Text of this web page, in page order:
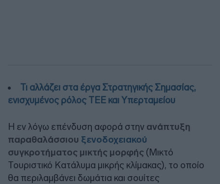
Τι αλλάζει στα έργα Στρατηγικής Σημασίας,
ενισχυμένος ρόλος ΤΕΕ και Υπερταμείου
Η εν λόγω επένδυση αφορά στην ανάπτυξη
παραθαλάσσιου ξενοδοχειακού
συγκροτήματος μικτής μορφής (Μικτό
Τουριστικό Κατάλυμα μικρής κλίμακας), το οποίο
θα περιλαμβάνει δωμάτια και σουίτες